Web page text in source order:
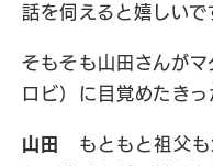
話を伺えると嬉しいで
そもそも山田さんが
ロビ）に目覚めたき
山田
もともと祖父も